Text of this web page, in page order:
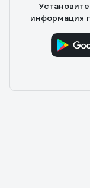
информация